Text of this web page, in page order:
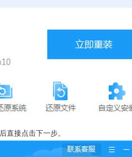
直接点击下一步。